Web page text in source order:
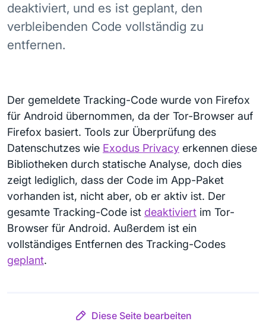
deaktiviert, und es ist geplant, den
verbleibenden Code vollständig zu
entfernen.
Der gemeldete Tracking-Code wurde von Firefox
für Android übernommen, da der Tor-Browser auf
Firefox basiert. Tools zur Überprüfung des
Datenschutzes wie Exodus Privacy erkennen diese
Bibliotheken durch statische Analyse, doch dies
zeigt lediglich, dass der Code im App-Paket
vorhanden ist, nicht aber, ob er aktiv ist. Der
gesamte Tracking-Code ist deaktiviert im Tor-
Browser für Android. Außerdem ist ein
vollständiges Entfernen des Tracking-Codes
geplant.
Diese Seite bearbeiten